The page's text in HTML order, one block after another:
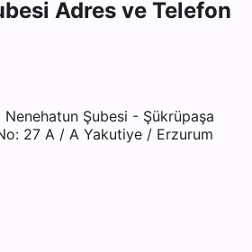
Adres ve Telefon
Nenehatun Şubesi - Şükrüpaşa
27 A / A Yakutiye / Erzurum